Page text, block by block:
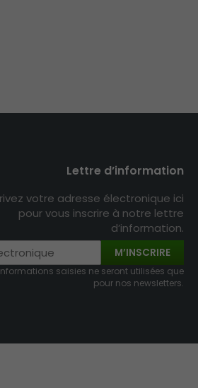
Lettre d’information
votre adresse électronique ici
pour vous inscrire à notre lettre
d’information.
M’INSCRIRE
saisies ne seront utilisées que
pour nos newsletters.